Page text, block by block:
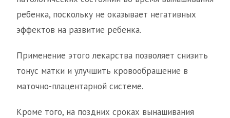
ребенка, поскольку не оказывает негативных
эффектов на развитие ребенка.
Применение этого лекарства позволяет снизить
тонус матки и улучшить кровообращение в
маточно-плацентарной системе.
Кроме того, на поздних сроках вынашивания